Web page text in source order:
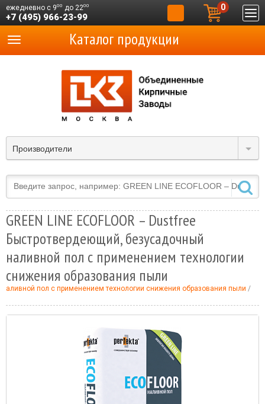
ежедневно с 900 до 2200
+7 (495) 966-23-99
0
Производители
Каталог продукции
GREEN LINE ECOFLOOR – Dustfree
Быстротвердеющий, безусадочный
наливной пол с применением технологии
снижения образования пыли
пол с применением технологии снижения образования пыли